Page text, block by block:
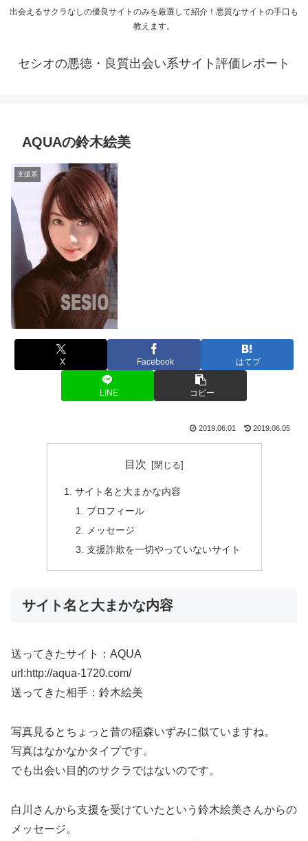
出会えるサクラなしの優良サイトのみを厳選して紹介！悪質なサイトの手口も
教えます。
セシオの悪徳・良質出会い系サイト評価レポート
AQUAの鈴木絵美
支援系
X Facebook はてブ
LINE コピー
2019.06.01 2019.06.05
目次
サイト名と大まかな内容
プロフィール
メッセージ
支援詐欺を一切やっていないサイト
サイト名と大まかな内容
送ってきたサイト：AQUA
url:http://aqua-1720.com/
送ってきた相手：鈴木絵美
写真見るとちょっと昔の稲森いずみに似ていますね。
写真はなかなかタイプです。
でも出会い目的のサクラではないのです。
白川さんから支援を受けていたという鈴木絵美さんからの
メッセージ。